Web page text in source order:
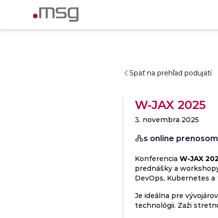
Späť na prehľad podujatí
W-JAX 2025
3. novembra 2025
s online prenosom
Konferencia W-JAX
prednášky a
DevOps, Kubernetes
Je ideálna pre
technológii. Zaži